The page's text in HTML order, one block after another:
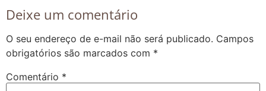
Deixe um comentário
O seu endereço de e-mail não será publicado. Campos
obrigatórios são marcados com *
Comentário *